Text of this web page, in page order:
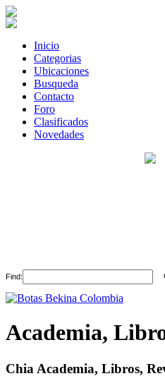
Inicio
Categorias
Ubicaciones
Busqueda
Contacto
Foro
Clasificados
Novedades
Find:
Academia,
Chia Academia, Libros,